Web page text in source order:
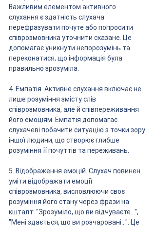
Важливим елементом активного
слухання є здатність слухача
перефразувати почуте або попросити
співрозмовника уточнити сказане. Це
допомагає уникнути непорозумінь та
переконатися, що інформація була
правильно зрозуміла.
4. Емпатія. Активне слухання включає не
лише розуміння змісту слів
співрозмовника, але й співпереживання
його емоціям. Емпатія допомагає
слухачеві побачити ситуацію з точки зору
іншої людини, що створює глибше
розуміння її почуттів та переживань.
5. Відображення емоцій. Слухач повинен
уміти відображати емоції
співрозмовника, висловлюючи своє
розуміння його стану через фрази на
кшталт: "Зрозуміло, що ви відчуваєте...",
"Мені здається, що ви розчаровані...". Це